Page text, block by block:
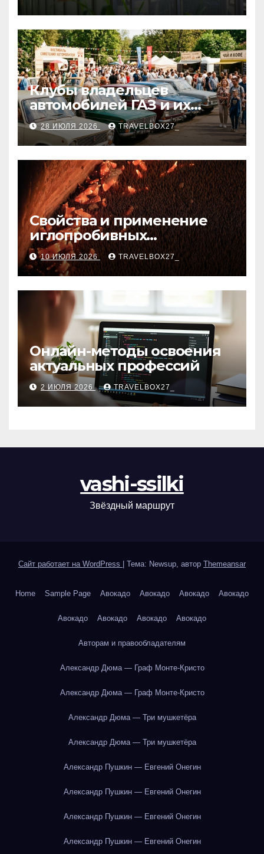
Клубы владельцев
автомобилей ГАЗ и их
мероприятия
28 ИЮЛЯ 2026 TRAVELBOX27_
Свойства и применение
иглопробивных
базальтовых огнеупорных
матов
10 ИЮЛЯ 2026 TRAVELBOX27_
Онлайн-методы освоения
актуальных профессий
2 ИЮЛЯ 2026 TRAVELBOX27_
vashi-ssilki
Звёздный маршрут
Сайт работает на WordPress Тема: Newsup, автор Themeansar
Home Sample Page Авокадо Авокадо Авокадо Авокадо
Авокадо Авокадо Авокадо Авокадо
Авторам и правообладателям
Александр Дюма — Граф Монте-Кристо
Александр Дюма — Граф Монте-Кристо
Александр Дюма — Три мушкетёра
Александр Дюма — Три мушкетёра
Александр Пушкин — Евгений Онегин
Александр Пушкин — Евгений Онегин
Александр Пушкин — Евгений Онегин
Александр Пушкин — Евгений Онегин